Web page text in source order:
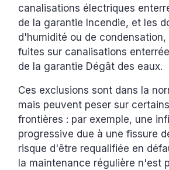
canalisations électriques
de la garantie Incendie, et les
d'humidité ou de condensation,
fuites sur canalisations
de la garantie Dégât des eaux.
Ces exclusions sont dans la
mais peuvent peser sur
frontières : par exemple, une
progressive due à une fissure
risque d'être requalifiée en
la maintenance régulière n'est